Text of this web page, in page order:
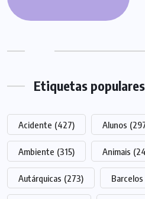
Etiquetas populares
Acidente (427) Alunos
Ambiente (315) Animais
Autárquicas (273) Barcelos